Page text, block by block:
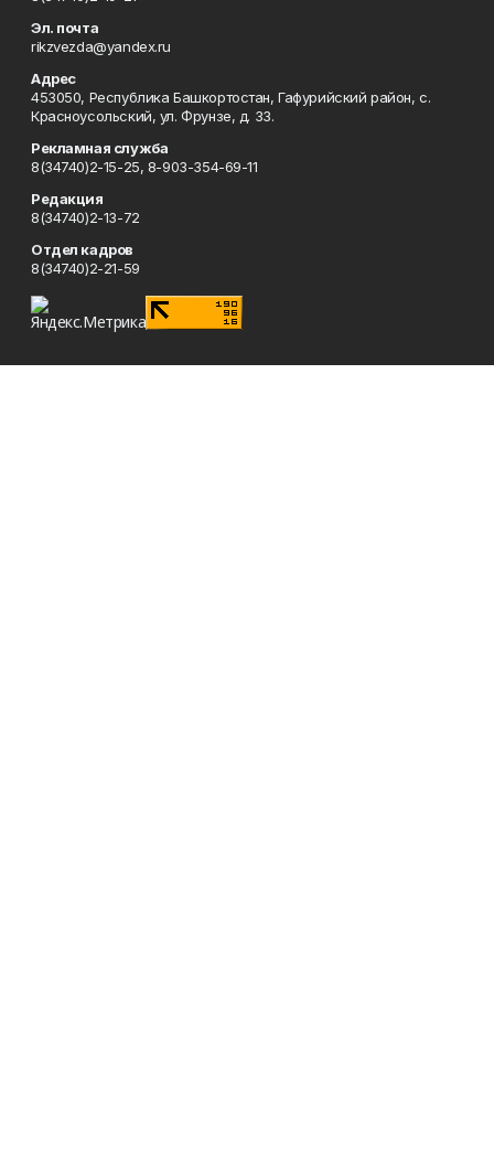
Эл. почта
rikzvezda@yandex.ru
Адрес
453050, Республика Башкортостан, Гафурийский район, с.
Красноусольский, ул. Фрунзе, д. 33.
Рекламная служба
8(34740)2-15-25, 8-903-354-69-11
Редакция
8(34740)2-13-72
Отдел кадров
8(34740)2-21-59